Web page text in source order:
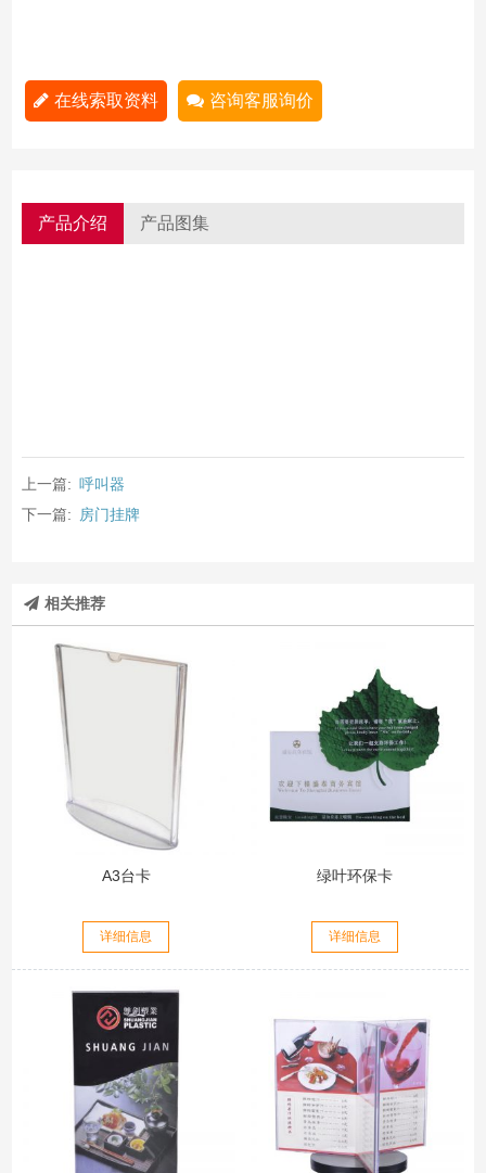
在线索取资料 咨询客服询价
产品介绍 产品图集
上一篇: 呼叫器
下一篇:
房门挂牌
相关推荐
A3台卡
详细信息
绿叶环保卡
详细信息